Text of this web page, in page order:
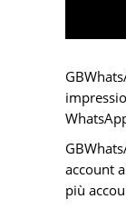
account
più